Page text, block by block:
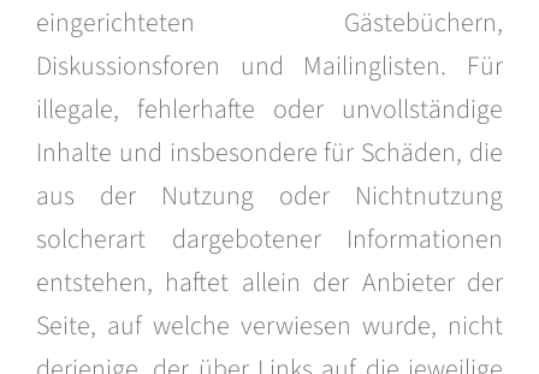
eingerichteten Gästebüchern,
Diskussionsforen und Mailinglisten. Für
illegale, fehlerhafte oder unvollständige
Inhalte und insbesondere für Schäden, die
aus der Nutzung oder Nichtnutzung
solcherart dargebotener Informationen
entstehen, haftet allein der Anbieter der
Seite, auf welche verwiesen wurde, nicht